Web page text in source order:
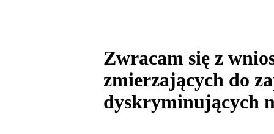
Zwracam się z
zmierzających do
dyskryminujących